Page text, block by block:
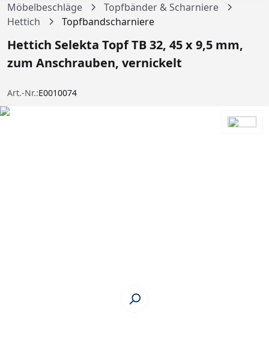
Möbelbeschläge
Topfbänder & Scharniere
Hettich
Topfbandscharniere
Hettich Selekta Topf TB 32, 45 x 9,5 mm,
zum Anschrauben, vernickelt
Art.-Nr.:E0010074